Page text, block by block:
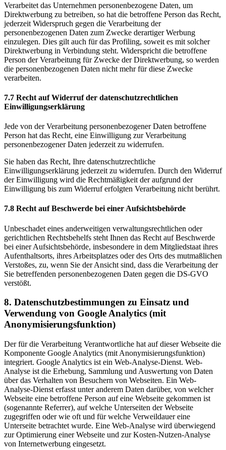
Verarbeitet das Unternehmen personenbezogene Daten, um
Direktwerbung zu betreiben, so hat die betroffene Person das Recht,
jederzeit Widerspruch gegen die Verarbeitung der
personenbezogenen Daten zum Zwecke derartiger Werbung
einzulegen. Dies gilt auch für das Profiling, soweit es mit solcher
Direktwerbung in Verbindung steht. Widerspricht die betroffene
Person der Verarbeitung für Zwecke der Direktwerbung, so werden
die personenbezogenen Daten nicht mehr für diese Zwecke
verarbeiten.
7.7 Recht auf Widerruf der datenschutzrechtlichen
Einwilligungserklärung
Jede von der Verarbeitung personenbezogener Daten betroffene
Person hat das Recht, eine Einwilligung zur Verarbeitung
personenbezogener Daten jederzeit zu widerrufen.
Sie haben das Recht, Ihre datenschutzrechtliche
Einwilligungserklärung jederzeit zu widerrufen. Durch den Widerruf
der Einwilligung wird die Rechtmäßigkeit der aufgrund der
Einwilligung bis zum Widerruf erfolgten Verarbeitung nicht berührt.
7.8 Recht auf Beschwerde bei einer Aufsichtsbehörde
Unbeschadet eines anderweitigen verwaltungsrechtlichen oder
gerichtlichen Rechtsbehelfs steht Ihnen das Recht auf Beschwerde
bei einer Aufsichtsbehörde, insbesondere in dem Mitgliedstaat ihres
Aufenthaltsorts, ihres Arbeitsplatzes oder des Orts des mutmaßlichen
Verstoßes, zu, wenn Sie der Ansicht sind, dass die Verarbeitung der
Sie betreffenden personenbezogenen Daten gegen die DS-GVO
verstößt.
8. Datenschutzbestimmungen zu Einsatz und
Verwendung von Google Analytics (mit
Anonymisierungsfunktion)
Der für die Verarbeitung Verantwortliche hat auf dieser Webseite die
Komponente Google Analytics (mit Anonymisierungsfunktion)
integriert. Google Analytics ist ein Web-Analyse-Dienst. Web-
Analyse ist die Erhebung, Sammlung und Auswertung von Daten
über das Verhalten von Besuchern von Webseiten. Ein Web-
Analyse-Dienst erfasst unter anderem Daten darüber, von welcher
Webseite eine betroffene Person auf eine Webseite gekommen ist
(sogenannte Referrer), auf welche Unterseiten der Webseite
zugegriffen oder wie oft und für welche Verweildauer eine
Unterseite betrachtet wurde. Eine Web-Analyse wird überwiegend
zur Optimierung einer Webseite und zur Kosten-Nutzen-Analyse
von Internetwerbung eingesetzt.